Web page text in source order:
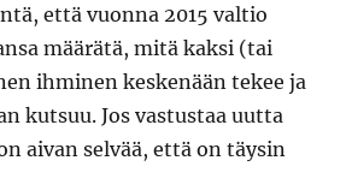
että vuonna 2015 valtio
määrätä, mitä kaksi (tai
ihminen keskenään tekee ja
kutsuu. Jos vastustaa uutta
aivan selvää, että on täysin